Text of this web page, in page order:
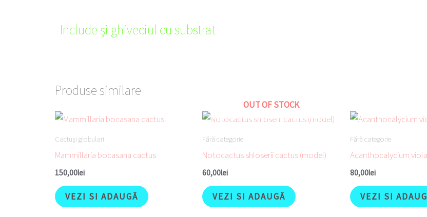
Include și ghiveciul cu substrat
Produse similare
Cactuși globulari
Mammillaria bocasana cactus
150,00lei
VEZI SI ADAUGĂ
OUT OF STOCK
Fără categorie
Notocactus shloserii cactus (model)
60,00lei
VEZI SI ADAUGĂ
Fără categorie
Acanthocalycium
80,00lei
VEZI SI